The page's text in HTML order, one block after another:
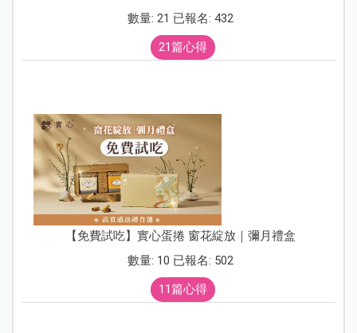
數量: 21 已報名: 432
21篇心得
【免費試吃】實心蛋捲 窗花綻放｜彌月禮盒
數量: 10 已報名: 502
11篇心得